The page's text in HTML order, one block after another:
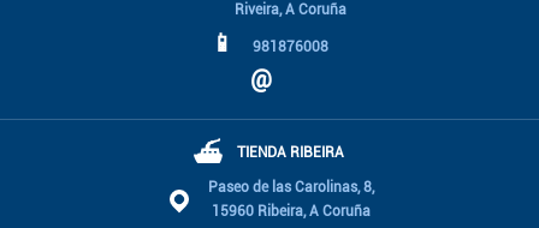
Riveira, A Coruña
📱 981876008
@
⛴ TIENDA RIBEIRA
Paseo de las Carolinas, 8,
15960 Ribeira, A Coruña